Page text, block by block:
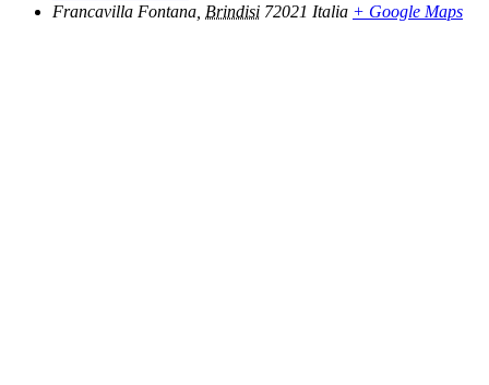
Francavilla Fontana Brindisi 72021 Italia + Google Maps